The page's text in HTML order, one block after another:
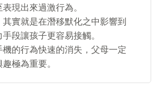
現出來過激行為。
實就是在潛移默化之中影響到
段讓孩子更容易接觸。
的行為快速的消失，父母一定
極為重要。